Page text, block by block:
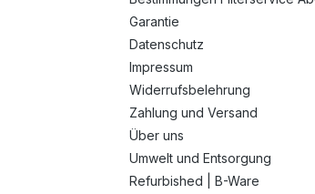
Garantie
Datenschutz
Impressum
Widerrufsbelehrung
Zahlung und Versand
Über uns
Umwelt und Entsorgung
Refurbished | B-Ware